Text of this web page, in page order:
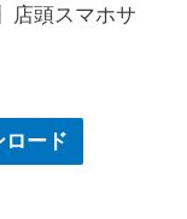
店頭スマホサ
ロード